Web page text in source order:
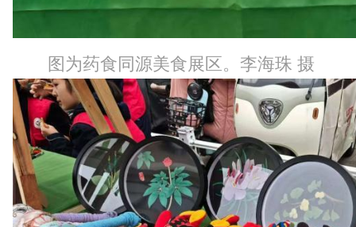
图为药食同源美食展区。李海珠 摄